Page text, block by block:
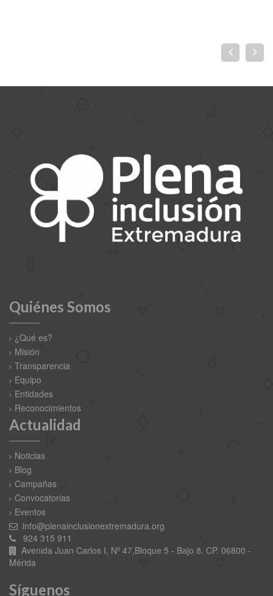
Quiénes Somos
¿Qué es?
Misión
Transparencia
Equipo
Entidades
Reconocimientos
Actualidad
Noticias
Blog
Campañas
Convocatorias
Eventos
info@plenainclusionextremadura.org
924 315 911
Avenida Juan Carlos I, Nº 47,Bloque 5 - Bajo 8. CP. 06800 -
Mérida
Síguenos